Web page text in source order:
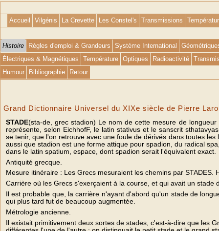
Accueil Vilgénis La Crevette Les Constel's Transmissions
Histoire Règles d'emploi & Grandeurs Système International
Électriques & Magnétiques
Température Optiques Radioactivité
Humour
Bibliographie Retour
Grand Dictionnaire Universel du XIXe siècle de Pierre
STADE(sta-de, grec stadion) Le nom de cette mesure de
représente, selon EichhofF, le latin stativus et le sanscrit
se tenir, que l'on retrouve avec une foule de dérivés dans toutes
aussi que stadion est une forme attique pour spadion, du radical
dans le latin spatium, espace, dont spadion serait l'équivalent exact.
Antiquité grecque.
Mesure itinéraire : Les Grecs mesuraient les chemins par STADES.
Carrière où les Grecs s'exerçaient à la course, et qui avait un stade
Il est probable que, la carrière n'ayant d'abord qu'un stade de
qui plus tard fut de beaucoup augmentée.
Métrologie ancienne.
Il existait primitivement deux sortes de stades, c'est-à-dire que les